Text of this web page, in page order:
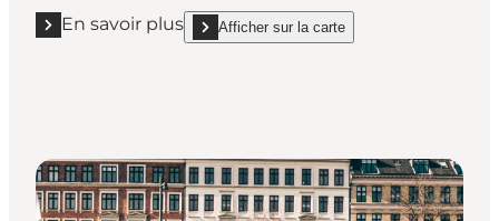
En savoir plus
En savoir plus "Vesterbro"Afficher sur la carte
show Vesterbro on_map